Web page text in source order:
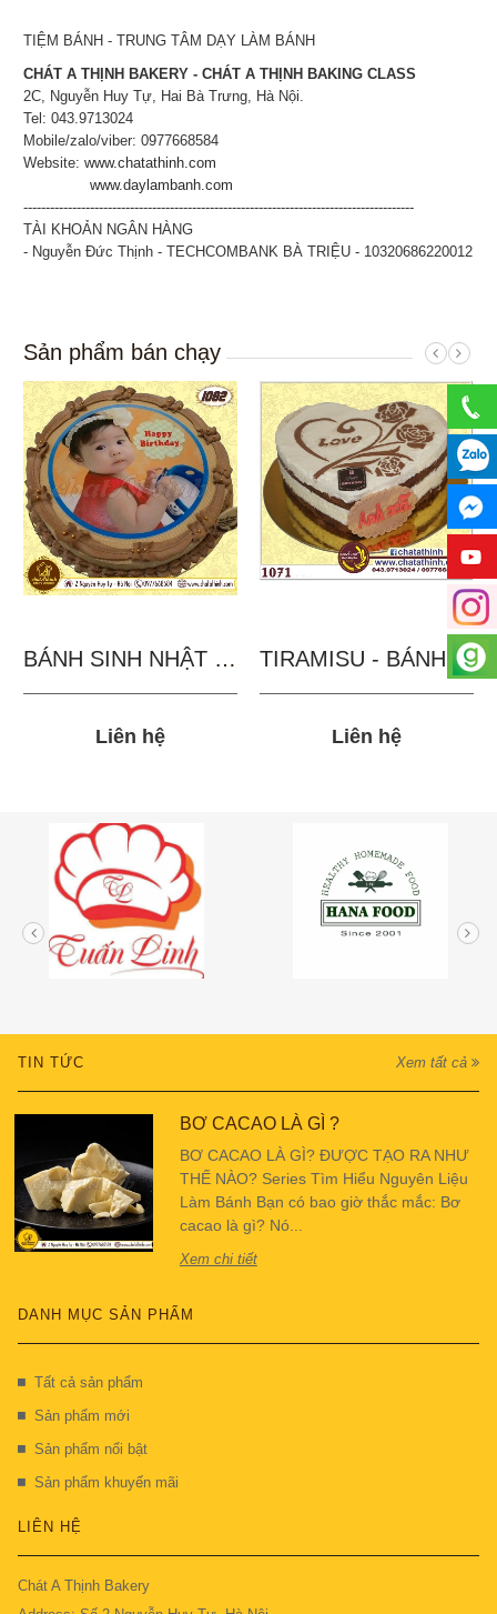
TIỆM BÁNH - TRUNG TÂM DẠY LÀM BÁNH
CHÁT A THỊNH BAKERY - CHÁT A THỊNH BAKING CLASS
2C, Nguyễn Huy Tự, Hai Bà Trưng, Hà Nội.
Tel: 043.9713024
Mobile/zalo/viber: 0977668584
Website:www.chatathinh.com
www.daylambanh.com
----------------------------------------------------------------------------------------
TÀI KHOẢN NGÂN HÀNG
- Nguyễn Đức Thịnh - TECHCOMBANK BÀ TRIỆU - 10320686220012
Sản phẩm bán chạy
BÁNH SINH NHẬT IN...
Liên hệ
TIRAMISU - BÁNH TẶNG...
Liên hệ
TIN TỨC Xem tất cả
BƠ CACAO LÀ GÌ ?
BƠ CACAO LÀ GÌ? ĐƯỢC TẠO RA NHƯ
THẾ NÀO? Series Tìm Hiểu Nguyên Liệu
Làm Bánh Bạn có bao giờ thắc mắc: Bơ
cacao là gì? Nó...
Xem chi tiết
DANH MỤC SẢN PHẨM
Tất cả sản phẩm
Sản phẩm mới
Sản phẩm nổi bật
Sản phẩm khuyến mãi
LIÊN HỆ
Chát A Thịnh Bakery